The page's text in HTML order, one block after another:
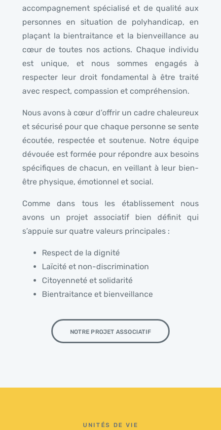
accompagnement spécialisé et de qualité aux
personnes en situation de polyhandicap, en
plaçant la bientraitance et la bienveillance au
cœur de toutes nos actions. Chaque individu
est unique, et nous sommes engagés à
respecter leur droit fondamental à être traité
avec respect, compassion et compréhension.
Nous avons à cœur d’offrir un cadre chaleureux
et sécurisé pour que chaque personne se sente
écoutée, respectée et soutenue. Notre équipe
dévouée est formée pour répondre aux besoins
spécifiques de chacun, en veillant à leur bien-
être physique, émotionnel et social.
Comme dans tous les établissement nous
avons un projet associatif bien définit qui
s’appuie sur quatre valeurs principales :
Respect de la dignité
Laïcité et non-discrimination
Citoyenneté et solidarité
Bientraitance et bienveillance
NOTRE PROJET ASSOCIATIF
UNITÉS DE VIE